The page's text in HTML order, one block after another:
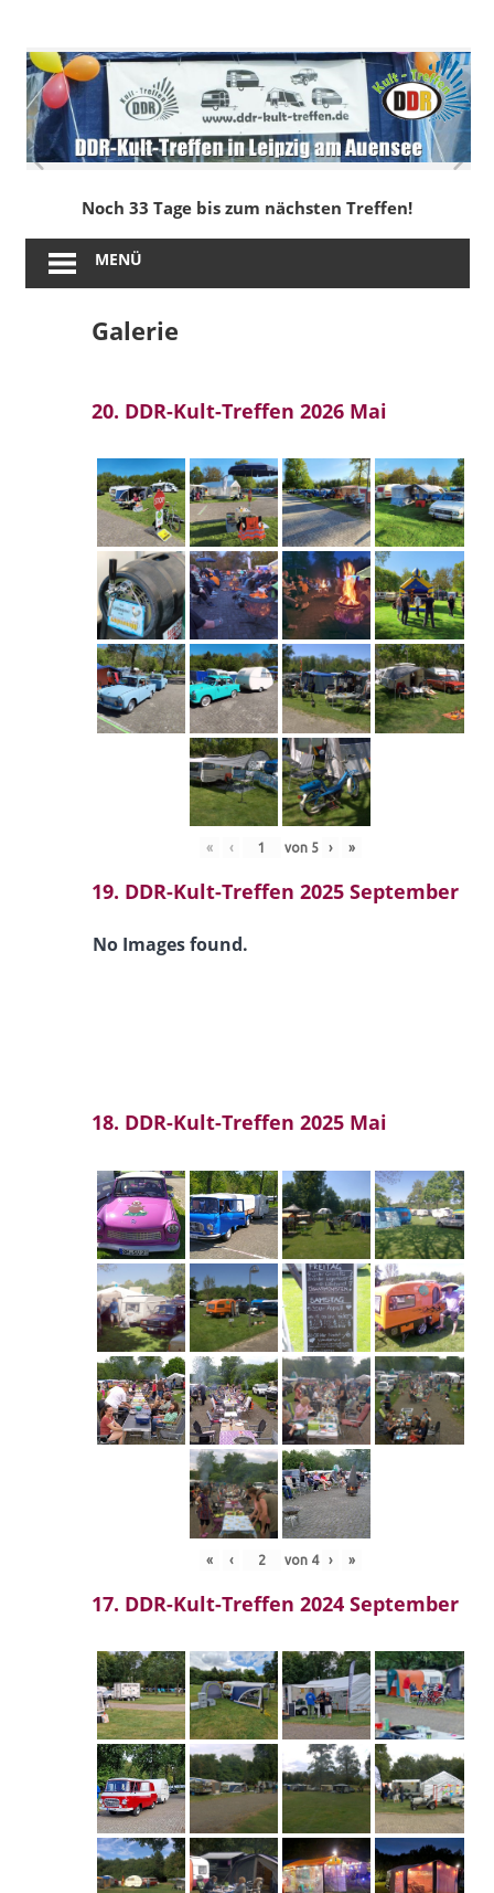
springen
DDR-
Kult-
Treffen
in
Leipzig
am
Noch 33 Tage bis zum nächsten Treffen!
MENÜ
Galerie
20. DDR-Kult-Treffen 2026 Mai
« ‹ von 5 › »
19. DDR-Kult-Treffen 2025 September
No Images found.
18. DDR-Kult-Treffen 2025 Mai
« ‹ von 4 › »
17. DDR-Kult-Treffen 2024 September